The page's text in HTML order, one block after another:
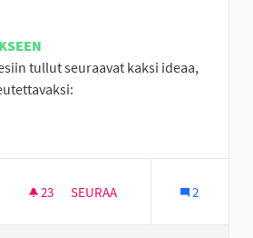
tullut seuraavat kaksi ideaa,
mukaan: Itäinen Seinäjoki
23 23 SEURAAJAA
SEURAA 2